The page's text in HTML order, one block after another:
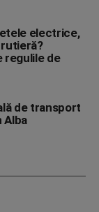
electrice,
regulile de
de transport
Alba